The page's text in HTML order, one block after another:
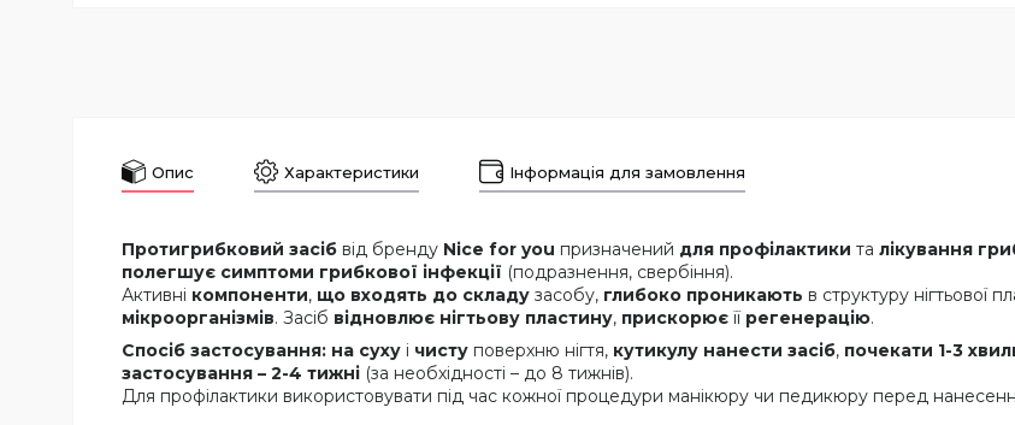
Опис Характеристики Інформація для замовлення
Протигрибковий засіб від бренду Nice for you призначений для профілактики та лікування
полегшує симптоми грибкової інфекції (подразнення, свербіння).
Активні компоненти, що входять до складу засобу, глибоко проникають в структуру нігтьової
мікроорганізмів. Засіб відновлює нігтьову пластину, прискорює її регенерацію.
Спосіб застосування: на суху і чисту поверхню нігтя, кутикулу нанести засіб, почекати 1-3
застосування – 2-4 тижні (за необхідності – до 8 тижнів).
Для профілактики використовувати під час кожної процедури манікюру чи педикюру перед